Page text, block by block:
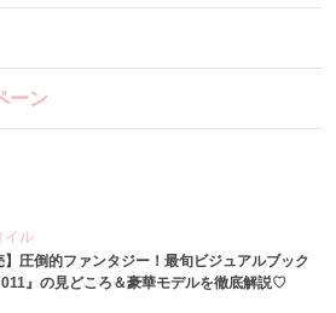
ーン
イル
】圧倒的ファンタジー！最旬ビジュアルブック
011』の見どころ＆豪華モデルを徹底解説♡